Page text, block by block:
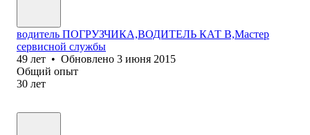
водитель ПОГРУЗЧИКА,ВОДИТЕЛЬ КАТ В,Мастер
сервисной службы
49 лет • Обновлено 3 июня 2015
Общий опыт
30 лет